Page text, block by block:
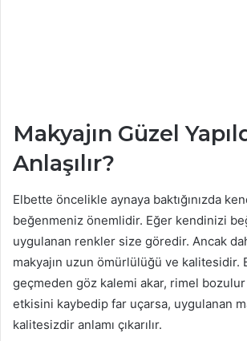
Makyajın Güzel
Anlaşılır?
Elbette öncelikle aynaya baktığınızda
beğenmeniz önemlidir. Eğer kendinizi
uygulanan renkler size göredir. Ancak
makyajın uzun ömürlülüğü ve kalitesidir.
geçmeden göz kalemi akar, rimel
etkisini kaybedip far uçarsa, uygulanan
kalitesizdir anlamı çıkarılır.